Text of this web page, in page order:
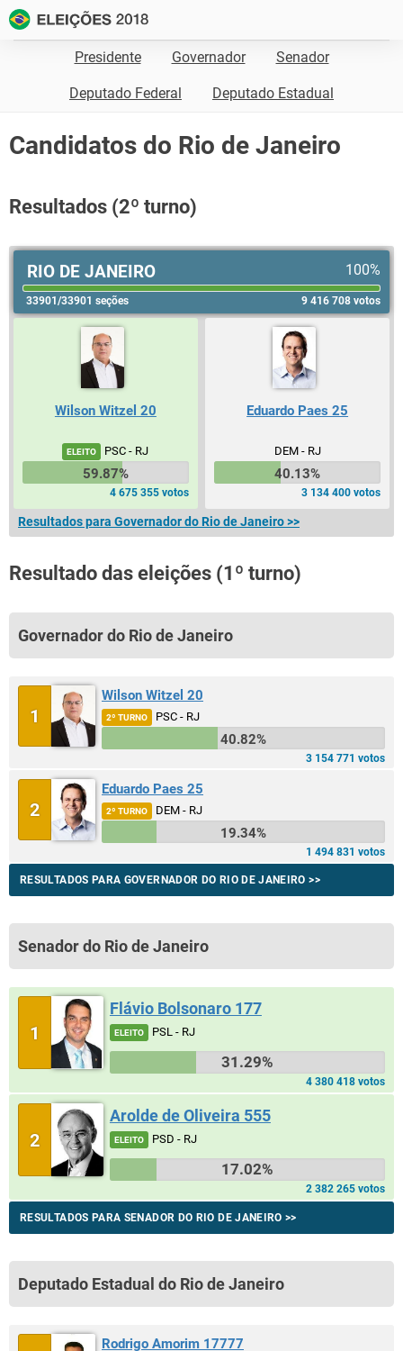
Presidente Governador Senador
Deputado Federal Deputado Estadual
Candidatos do Rio de Janeiro
Resultados (2º turno)
RIO DE JANEIRO 100%
9 416 708 votos
33901/33901 seções
Wilson Witzel 20
ELEITO PSC - RJ
59.87%
4 675 355 votos
Eduardo Paes 25
DEM - RJ
40.13%
3 134 400 votos
Resultados para Governador do Rio de Janeiro >>
Resultado das eleições (1º turno)
Governador do Rio de Janeiro
1
Wilson Witzel 20
2º TURNO PSC - RJ
40.82%
3 154 771 votos
2
Eduardo Paes 25
2º TURNO DEM - RJ
19.34%
1 494 831 votos
RESULTADOS PARA GOVERNADOR DO RIO DE JANEIRO >>
Senador do Rio de Janeiro
1
Flávio Bolsonaro 177
ELEITO PSL - RJ
31.29%
4 380 418 votos
2
Arolde de Oliveira 555
ELEITO PSD - RJ
17.02%
2 382 265 votos
RESULTADOS PARA SENADOR DO RIO DE JANEIRO >>
Deputado Estadual do Rio de Janeiro
Rodrigo Amorim 17777